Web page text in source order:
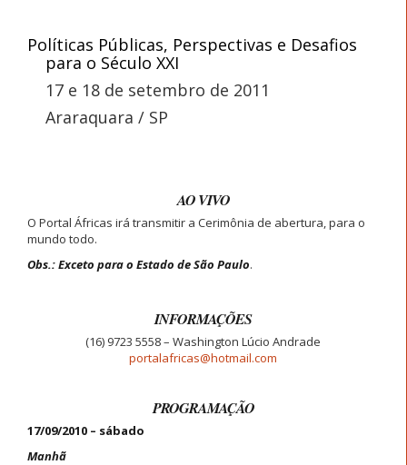
Políticas Públicas, Perspectivas e Desafios
para o Século XXI
17 e 18 de setembro de 2011
Araraquara / SP
AO VIVO
O Portal Áfricas irá transmitir a Cerimônia de abertura, para o
mundo todo.
Obs.: Exceto para o Estado de São Paulo.
INFORMAÇÕES
(16) 9723 5558 – Washington Lúcio Andrade
portalafricas@hotmail.com
PROGRAMAÇÃO
17/09/2010 – sábado
Manhã